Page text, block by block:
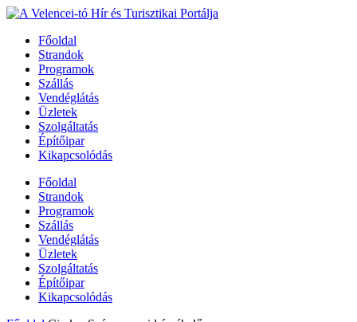
Főoldal
Strandok
Programok
Szállás
Vendéglátás
Üzletek
Szolgáltatás
Építőipar
Kikapcsolódás
Főoldal
Strandok
Programok
Szállás
Vendéglátás
Üzletek
Szolgáltatás
Építőipar
Kikapcsolódás